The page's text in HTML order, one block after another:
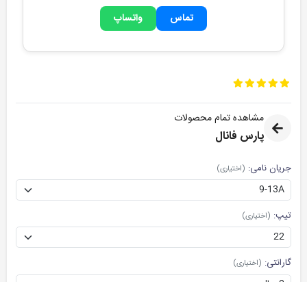
تماس واتساپ
مشاهده تمام محصولات
پارس فانال
جریان نامی: (اختیاری)
تیپ: (اختیاری)
گارانتی: (اختیاری)